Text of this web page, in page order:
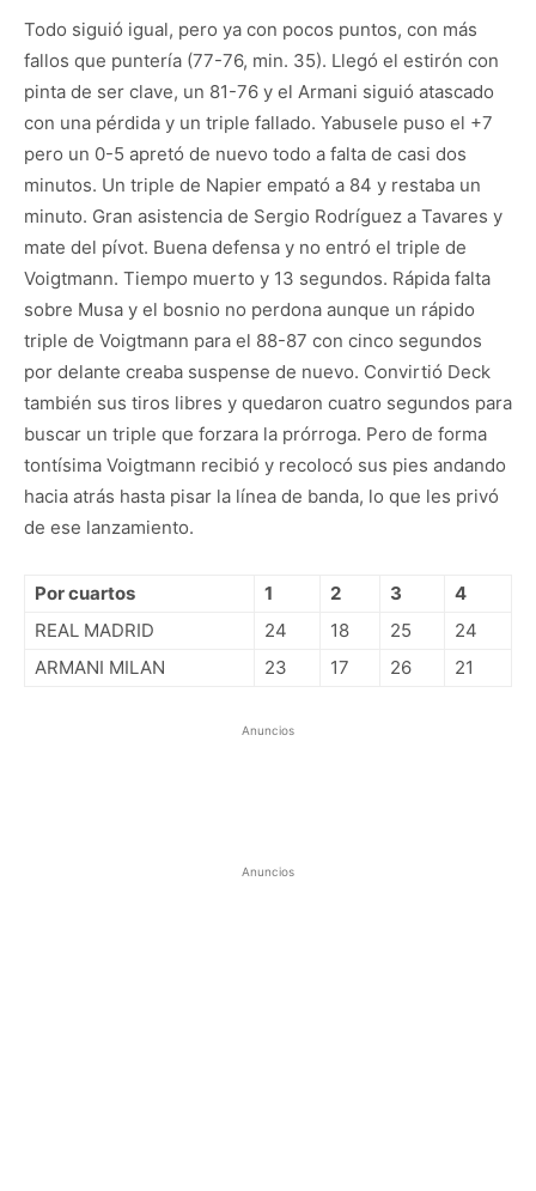
Todo siguió igual, pero ya con pocos puntos, con más
fallos que puntería (77-76, min. 35). Llegó el estirón con
pinta de ser clave, un 81-76 y el Armani siguió atascado
con una pérdida y un triple fallado. Yabusele puso el +7
pero un 0-5 apretó de nuevo todo a falta de casi dos
minutos. Un triple de Napier empató a 84 y restaba un
minuto. Gran asistencia de Sergio Rodríguez a Tavares y
mate del pívot. Buena defensa y no entró el triple de
Voigtmann. Tiempo muerto y 13 segundos. Rápida falta
sobre Musa y el bosnio no perdona aunque un rápido
triple de Voigtmann para el 88-87 con cinco segundos
por delante creaba suspense de nuevo. Convirtió Deck
también sus tiros libres y quedaron cuatro segundos para
buscar un triple que forzara la prórroga. Pero de forma
tontísima Voigtmann recibió y recolocó sus pies andando
hacia atrás hasta pisar la línea de banda, lo que les privó
de ese lanzamiento.
Por cuartos 1 2 3
4
REAL MADRID
24 18 25
24
ARMANI MILAN
23 17 26 21
Anuncios
Anuncios